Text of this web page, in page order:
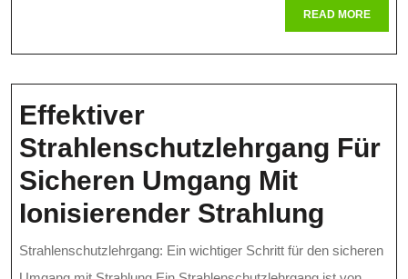
Kernenergie
READ MOREREAD
MORE
Effektiver
Strahlenschutzlehrgang Für
Sicheren Umgang Mit
Ionisierender Strahlung
Strahlenschutzlehrgang: Ein wichtiger Schritt für den sicheren